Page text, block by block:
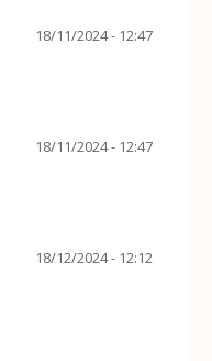
18/11/2024 - 12:47
18/11/2024 - 12:47
18/12/2024 - 12:12